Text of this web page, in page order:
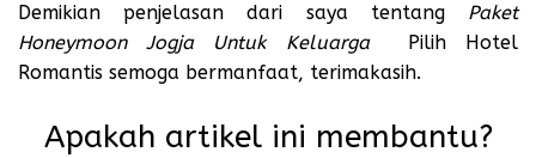
Demikian penjelasan dari saya tentang Paket
Honeymoon Jogja Untuk KeluargaPilih Hotel
Romantis semoga bermanfaat, terimakasih.
Apakah artikel ini membantu?